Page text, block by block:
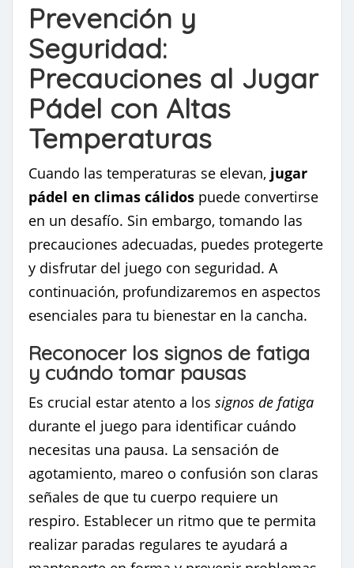
Prevención y
Seguridad:
Precauciones al Jugar
Pádel con Altas
Temperaturas
Cuando las temperaturas se elevan, jugar
pádel en climas cálidos puede convertirse
en un desafío. Sin embargo, tomando las
precauciones adecuadas, puedes protegerte
y disfrutar del juego con seguridad. A
continuación, profundizaremos en aspectos
esenciales para tu bienestar en la cancha.
Reconocer los signos de fatiga
y cuándo tomar pausas
Es crucial estar atento a los signos de fatiga
durante el juego para identificar cuándo
necesitas una pausa. La sensación de
agotamiento, mareo o confusión son claras
señales de que tu cuerpo requiere un
respiro. Establecer un ritmo que te permita
realizar paradas regulares te ayudará a